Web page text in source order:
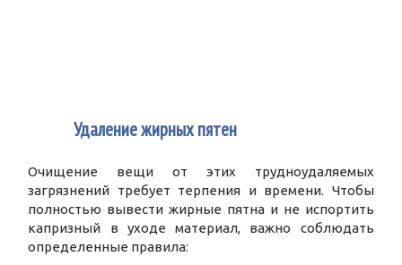
Удаление жирных пятен
Очищение вещи от этих трудноудаляемых
загрязнений требует терпения и времени. Чтобы
полностью вывести жирные пятна и не испортить
капризный в уходе материал, важно соблюдать
определенные правила: